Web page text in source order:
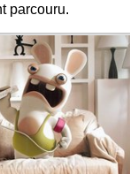
parcouru.